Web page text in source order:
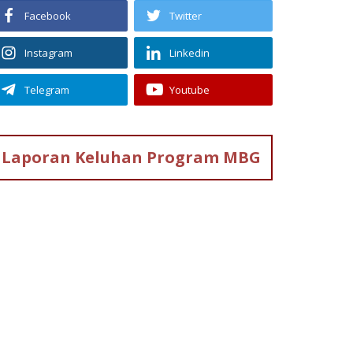
Facebook Twitter
Instagram Linkedin
Telegram Youtube
Laporan Keluhan Program MBG